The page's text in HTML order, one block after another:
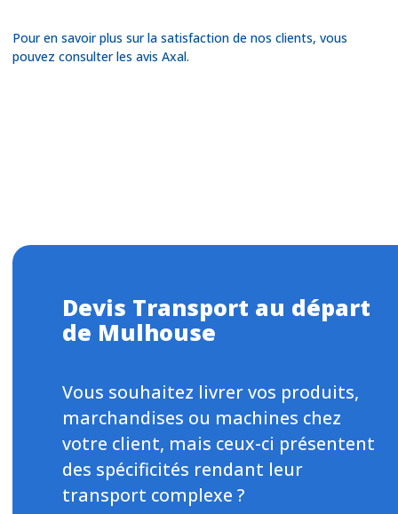
Pour en savoir plus sur la satisfaction de nos clients, vous
pouvez consulter les avis Axal.
Devis Transport au départ
de Mulhouse
Vous souhaitez livrer vos produits,
marchandises ou machines chez
votre client, mais ceux-ci présentent
des spécificités rendant leur
transport complexe ?